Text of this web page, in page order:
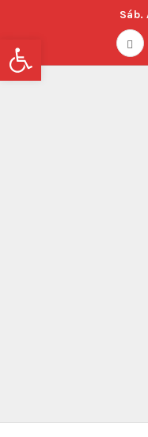
Sáb.
Abrir barra